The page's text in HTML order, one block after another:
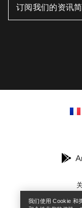
我们使用 Cookie 和